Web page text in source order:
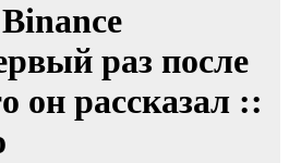
раз после
рассказал ::